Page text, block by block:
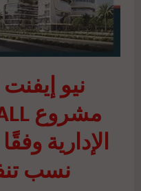
نيو
الإدارية
نسب